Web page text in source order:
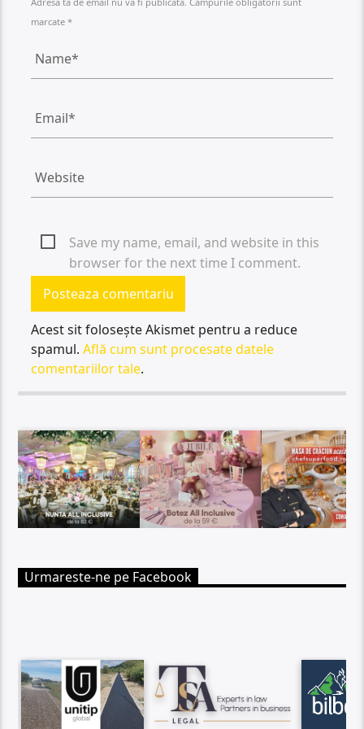
marcate *
Save my name, email, and website in this
browser for the next time I comment.
Acest sit folosește Akismet pentru a reduce
spamul.Află cum sunt procesate datele
comentariilor tale.
Urmareste-ne pe Facebook